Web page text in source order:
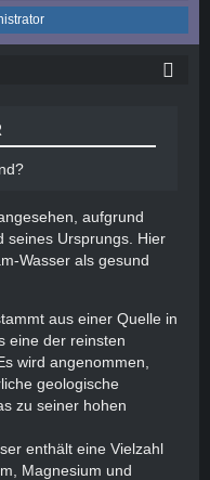
aufgrund
seines Ursprungs. Hier
Wasser als gesund
aus einer Quelle in
eine der reinsten
wird angenommen,
geologische
zu seiner hohen
enthält eine Vielzahl
Magnesium und